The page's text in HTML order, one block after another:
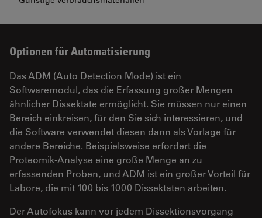
Optionen für Automatisierung
Das ADM (Auto Detection Mode) ist ein
Softwaremodul, das die Erfassung großer Mengen
ähnlicher Dissektate ermöglicht. Sie müssen nur einen
Bereich einkreisen, für den Sie sich interessieren, und
die Software verwendet diesen dann als Vorlage für
andere Bereiche. Beispielsweise erfordert die
Proteomik-Analyse eine große Menge an zu
erfassenden Proben, und ADM ist ein großer Vorteil für
Labore, die mit 100 bis 1000 Dissektaten arbeiten.
Der Autofokus kann vor jedem Dissektionsvorgang